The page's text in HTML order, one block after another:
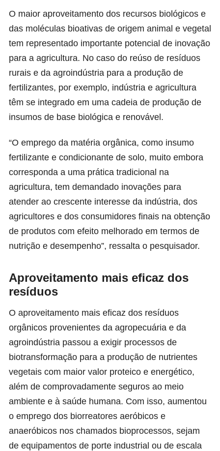
O maior aproveitamento dos recursos biológicos e
das moléculas bioativas de origem animal e vegetal
tem representado importante potencial de inovação
para a agricultura. No caso do reúso de resíduos
rurais e da agroindústria para a produção de
fertilizantes, por exemplo, indústria e agricultura
têm se integrado em uma cadeia de produção de
insumos de base biológica e renovável.
“O emprego da matéria orgânica, como insumo
fertilizante e condicionante de solo, muito embora
corresponda a uma prática tradicional na
agricultura, tem demandado inovações para
atender ao crescente interesse da indústria, dos
agricultores e dos consumidores finais na obtenção
de produtos com efeito melhorado em termos de
nutrição e desempenho”, ressalta o pesquisador.
Aproveitamento mais eficaz dos
resíduos
O aproveitamento mais eficaz dos resíduos
orgânicos provenientes da agropecuária e da
agroindústria passou a exigir processos de
biotransformação para a produção de nutrientes
vegetais com maior valor proteico e energético,
além de comprovadamente seguros ao meio
ambiente e à saúde humana. Com isso, aumentou
o emprego dos biorreatores aeróbicos e
anaeróbicos nos chamados bioprocessos, sejam
de equipamentos de porte industrial ou de escala